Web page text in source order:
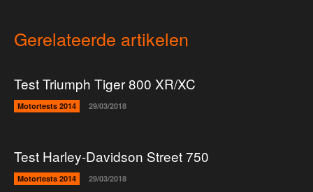
Gerelateerde artikelen
Test Triumph Tiger 800 XR/XC
Motortests 2014 29/03/2018
Test Harley-Davidson Street 750
Motortests 2014 29/03/2018